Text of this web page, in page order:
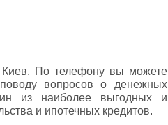
Киев. По телефону вы можете
вопросов о денежных
из наиболее выгодных и
и ипотечных кредитов.